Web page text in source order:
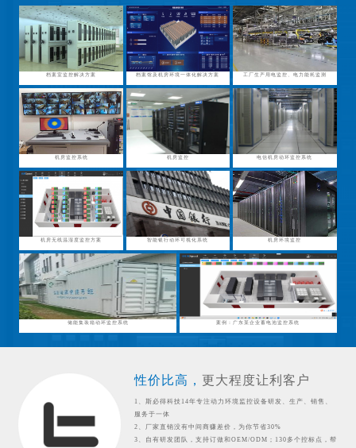
档案室监控解决方案 档案馆及机房环境一体化解决方案 工厂生产用电监控、电力能耗监测
机房监控系统 机房监控 电信机房动环监控系统
机房无线温湿度监控方案 智能银行动环可视化系统 机房环境监控
储能集装箱动环监控系统 案例：广东某企业蓄电池监控系统
性价比高， 更大程度让利客户
1、斯必得科技14年专注动力环境监控设备研发、生产、销售、
服务于一体
2、厂家直销没有中间商赚差价，为你节省30%
3、自有研发团队，支持订做和OEM/ODM；130多个控标点，帮